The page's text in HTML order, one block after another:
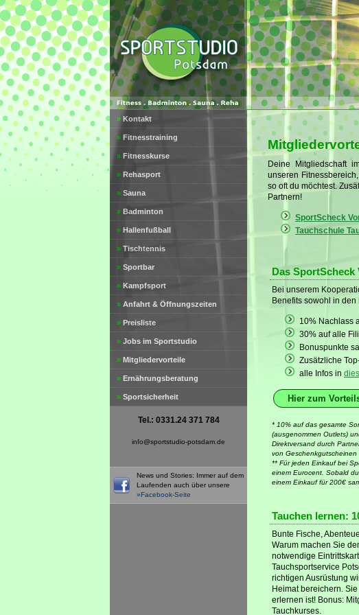
» Kontakt
» Fitnesstraining
» Fitnesskurse
» Rehasport
» Sauna
» Badminton
» Hallenfußball
» Tischtennis
» Sportbar
» Kampfsport
» Anfahrt & Öffnungszeiten
» Preisliste
» Jobs im Sportstudio
» Mitgliedervorteile
» Ernährungsberatung
» Sportsicherheit
Tel.: 0331.24 371 784
info@sportstudio-potsdam.de
News und Stories: Immer auf dem
Laufenden auch über unsere
»Facebook-Seite
Deine Mitgliedschaft
unseren
so oft du möchtest.
Partnern!
SportScheck
Tauchschule
Das
Bei unserem
Benefits sowohl in
10% Nachlass
30% auf alle
Bonuspunkte
Zusätzliche
alle Infos in
Hier zum
* 10% auf das gesamte
(ausgenommen Outlets)
Direktversand durch
von Geschenkgutscheinen
** Für jeden Einkauf bei
einem Eurocent. Sobald
einem Einkauf für 200€
Tauchen lernen:
Bunte Fische,
Warum machen Sie
notwendige
Tauchsportservice
richtigen Ausrüstung
Heimat bereichern.
erlernen ist! Bonus:
Tauchkurses.